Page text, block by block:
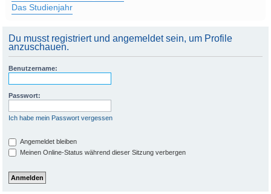
Das Studienjahr
Du musst registriert und angemeldet sein, um Profile
anzuschauen.
Benutzername:
Passwort:
Ich habe mein Passwort vergessen
Angemeldet bleiben
Meinen Online-Status während dieser Sitzung verbergen